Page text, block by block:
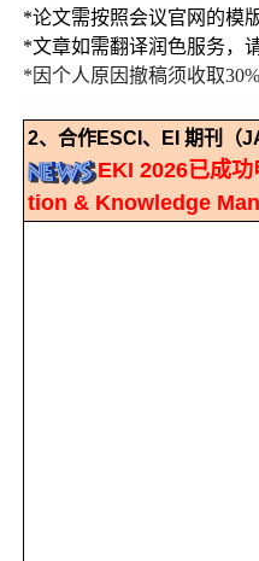
*论文需按照会议官网的模
*文章如需翻译润色服务，
*因个人原因撤稿须收取
2、合作ESCI、EI 期刊（
EKI 2026已成
tion & Knowledge